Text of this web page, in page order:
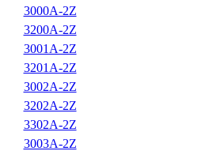
3000A-2Z
3200A-2Z
3001A-2Z
3201A-2Z
3002A-2Z
3202A-2Z
3302A-2Z
3003A-2Z